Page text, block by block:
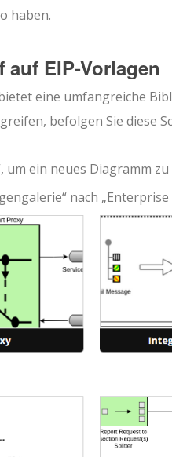
haben.
EIP-Vorlagen
eine umfangreiche
befolgen Sie diese
um ein neues Diagramm
nach